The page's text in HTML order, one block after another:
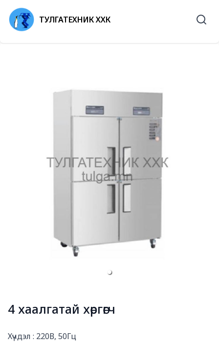
ТУЛГАТЕХНИК ХХК
4 хаалгатай хөргөгч
Хүчдэл : 220В, 50Гц